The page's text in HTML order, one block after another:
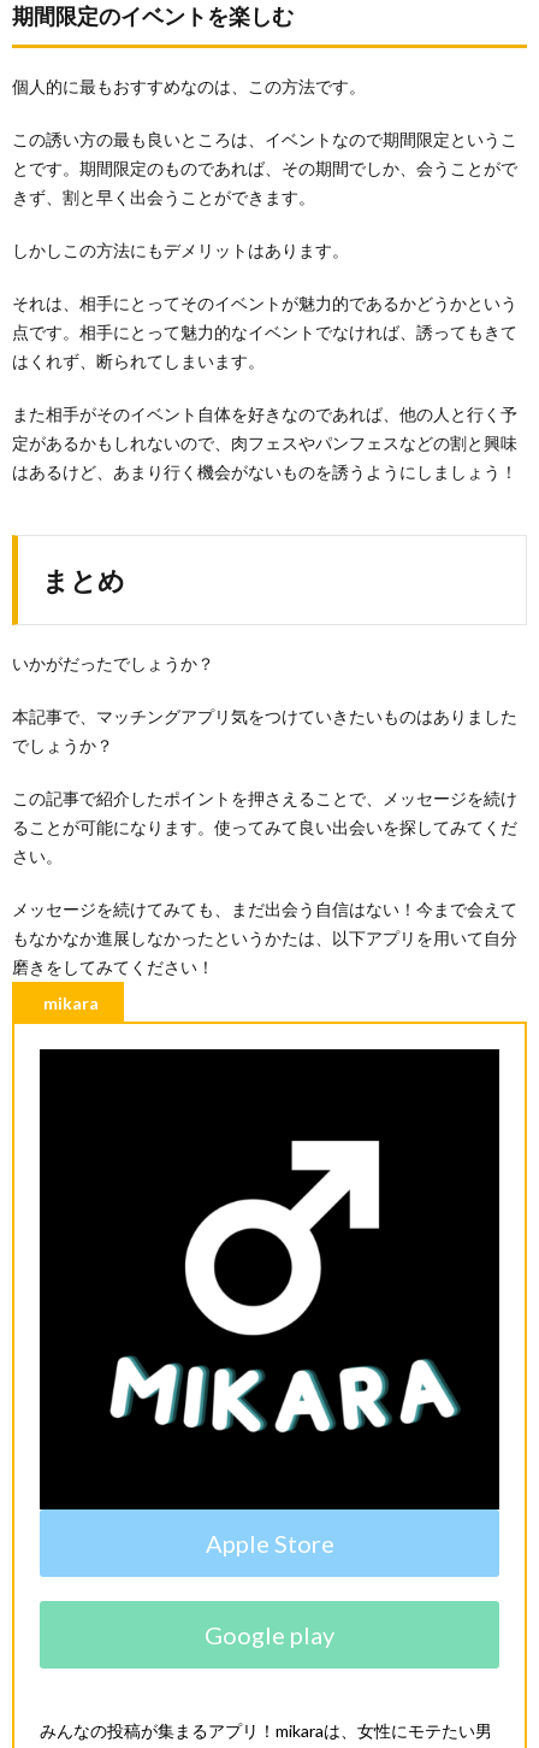
期間限定のイベントを楽しむ
個人的に最もおすすめなのは、この方法です。
この誘い方の最も良いところは、イベントなので期間限定というこ
とです。期間限定のものであれば、その期間でしか、会うことがで
きず、割と早く出会うことができます。
しかしこの方法にもデメリットはあります。
それは、相手にとってそのイベントが魅力的であるかどうかという
点です。相手にとって魅力的なイベントでなければ、誘ってもきて
はくれず、断られてしまいます。
また相手がそのイベント自体を好きなのであれば、他の人と行く予
定があるかもしれないので、肉フェスやパンフェスなどの割と興味
はあるけど、あまり行く機会がないものを誘うようにしましょう！
まとめ
いかがだったでしょうか？
本記事で、マッチングアプリ気をつけていきたいものはありました
でしょうか？
この記事で紹介したポイントを押さえることで、メッセージを続け
ることが可能になります。使ってみて良い出会いを探してみてくだ
さい。
メッセージを続けてみても、まだ出会う自信はない！今まで会えて
もなかなか進展しなかったというかたは、以下アプリを用いて自分
磨きをしてみてください！
mikara
Apple Store
Google play
みんなの投稿が集まるアプリ！ mikaraは、女性にモテたい男